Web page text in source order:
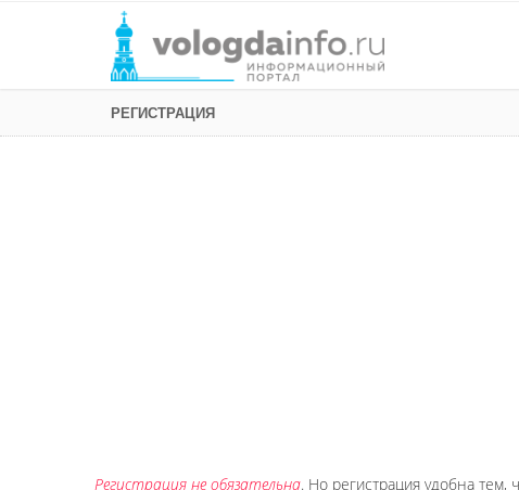
РЕГИСТРАЦИЯ
Регистрация не обязательна. Но регистрация удобна тем,